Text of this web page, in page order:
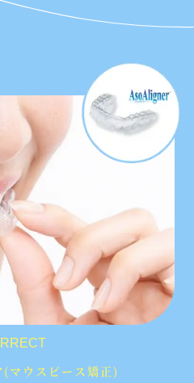
(マウスピース矯正)